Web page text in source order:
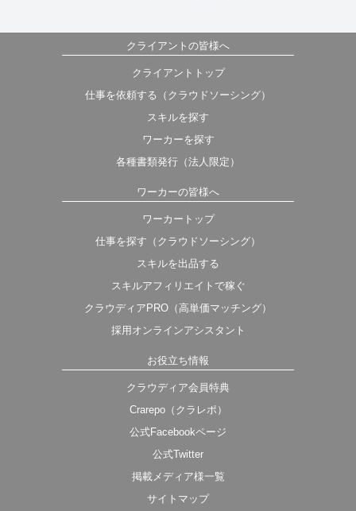
クライアントの皆様へ
クライアントトップ
仕事を依頼する（クラウドソーシング）
スキルを探す
ワーカーを探す
各種書類発行（法人限定）
ワーカーの皆様へ
ワーカートップ
仕事を探す（クラウドソーシング）
スキルを出品する
スキルアフィリエイトで稼ぐ
クラウディアPRO（高単価マッチング）
採用オンラインアシスタント
お役立ち情報
クラウディア会員特典
Crarepo（クラレポ）
公式Facebookページ
公式Twitter
掲載メディア様一覧
サイトマップ